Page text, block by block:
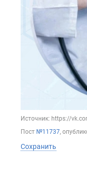
Источник: https://
Пост №11737,
Сохранить